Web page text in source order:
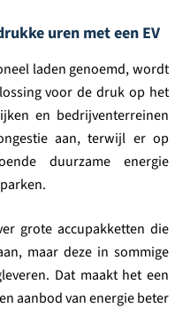
uren met een EV
laden genoemd, wordt
voor de druk op het
en bedrijventerreinen
aan, terwijl er op
duurzame energie
grote accupakketten die
maar deze in sommige
Dat maakt het een
aanbod van energie beter